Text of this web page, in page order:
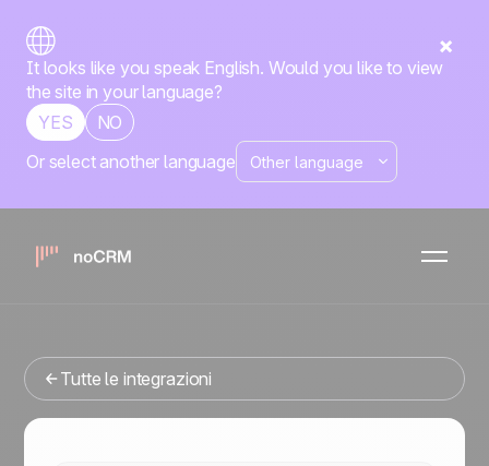
It looks like you speak English. Would you like to view
the site in your language?
YES
NO
Or select another language
Nativa
WaalaxyxnoCRM
Stai cercando uno strumenti di gestione delle vendite che
Tutte le integrazioni